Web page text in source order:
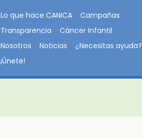
Lo que hace CANICA
Campañas
Transparencia
Cáncer Infantil
Nosotros
Noticias
¿Necesitas ayuda?
¡Únete!